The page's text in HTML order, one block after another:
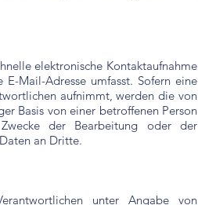
elektronische Kontaktaufnahme
Mail-Adresse umfasst. Sofern eine
aufnimmt, werden die von
Basis von einer betroffenen Person
der Bearbeitung oder der
an Dritte.
unter Angabe von